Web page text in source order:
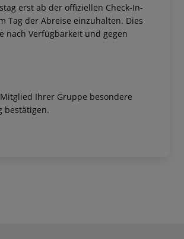
erst ab der offiziellen Check-In-
Tag der Abreise einzuhalten. Dies
nach Verfügbarkeit und gegen
Ihrer Gruppe besondere
bestätigen.